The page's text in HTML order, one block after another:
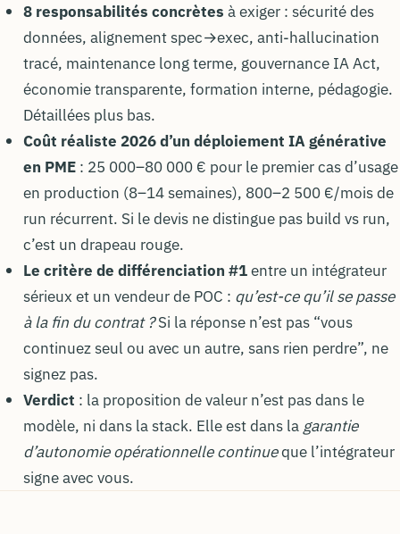
8 responsabilités concrètes à exiger : sécurité des
données, alignement spec→exec, anti-hallucination
tracé, maintenance long terme, gouvernance IA Act,
économie transparente, formation interne, pédagogie.
Détaillées plus bas.
Coût réaliste 2026 d’un déploiement IA générative
en PME: 25 000–80 000 € pour le premier cas d’usage
en production (8–14 semaines), 800–2 500 €/mois de
run récurrent. Si le devis ne distingue pas build vs run,
c’est un drapeau rouge.
Le critère de différenciation #1entre un intégrateur
sérieux et un vendeur de POC : qu’est-ce qu’il se passe
à la fin du contrat ?Si la réponse n’est pas “vous
continuez seul ou avec un autre, sans rien perdre”, ne
signez pas.
Verdict : la proposition de valeur n’est pas dans le
modèle, ni dans la stack. Elle est dans la garantie
d’autonomie opérationnelle continueque l’intégrateur
signe avec vous.